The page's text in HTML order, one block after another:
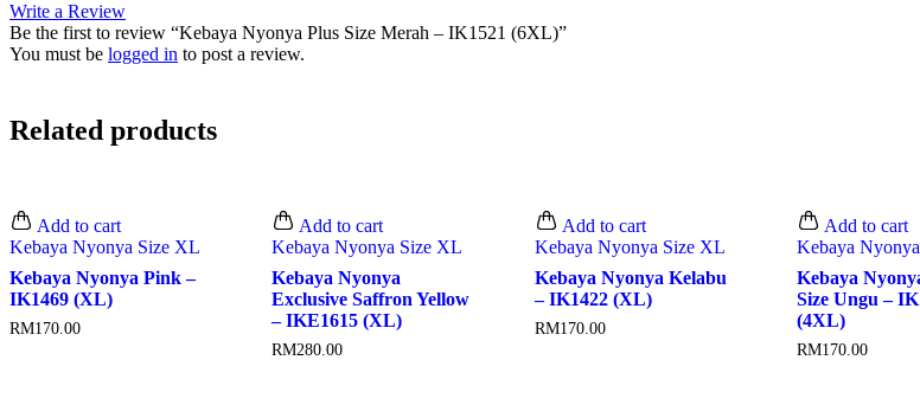
Write a Review
Be the first to review “Kebaya Nyonya Plus Size Merah – IK1521 (6XL)”
You must be logged in to post a review.
Related products
Add to cart
Kebaya Nyonya Size XL
Kebaya Nyonya Pink –
IK1469 (XL)
RM170.00
Add to cart
Kebaya Nyonya Size XL
Kebaya Nyonya
Exclusive Saffron Yellow
– IKE1615 (XL)
RM280.00
Add to cart
Kebaya Nyonya Size XL
Kebaya Nyonya Kelabu
– IK1422 (XL)
RM170.00
Add to cart
Kebaya
Kebaya
Size Ungu –
(4XL)
RM170.00